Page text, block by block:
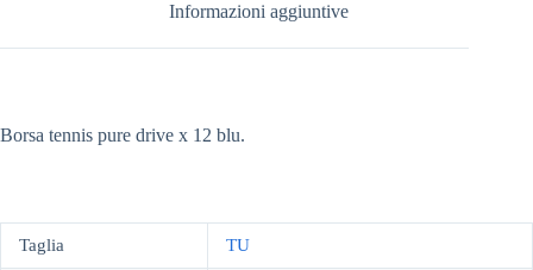
Informazioni aggiuntive
Borsa tennis pure drive x 12 blu.
Taglia TU